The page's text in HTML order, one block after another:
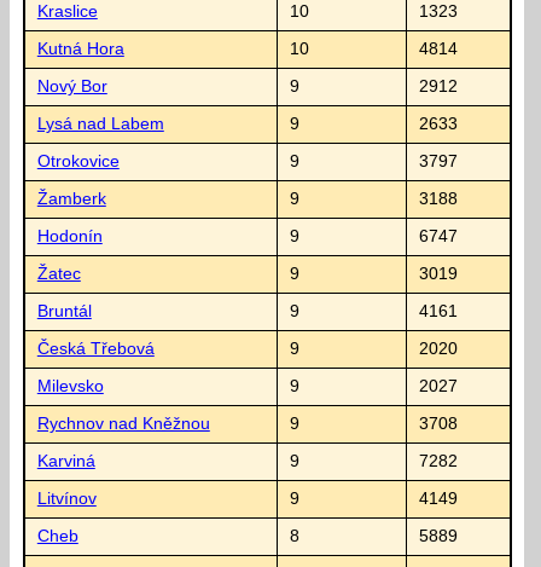
Kraslice 10 1323
Kutná Hora 10 4814
Nový Bor 9 2912
Lysá nad Labem 9 2633
Otrokovice 9 3797
Žamberk 9 3188
Hodonín 9 6747
Žatec 9 3019
Bruntál 9 4161
Česká Třebová 9 2020
Milevsko 9 2027
Rychnov nad Kněžnou 9 3708
Karviná 9 7282
Litvínov 9 4149
Cheb 8 5889